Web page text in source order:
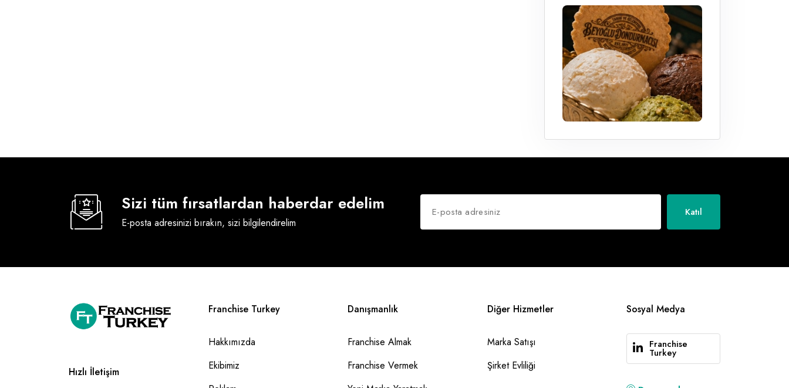
Sizi tüm fırsatlardan haberdar edelim
E-posta adresinizi bırakın, sizi bilgilendirelim
Katıl
Hızlı İletişim
Franchise Turkey
Hakkımızda
Ekibimiz
Danışmanlık
Franchise Almak
Franchise Vermek
Diğer Hizmetler
Marka Satışı
Şirket Evliliği
Sosyal Medya
Franchise
Turkey